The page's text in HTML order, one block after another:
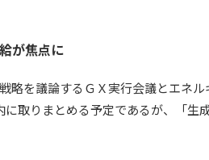
が焦点に
を議論するＧＸ実行会議とエネ
取りまとめる予定であるが、「生